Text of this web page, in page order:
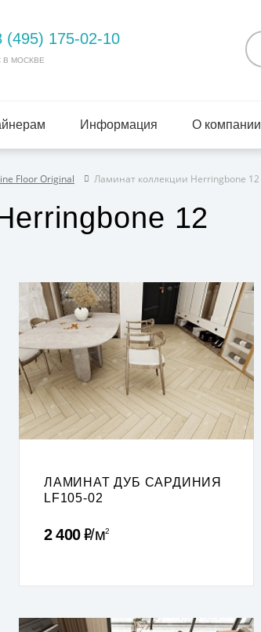
(495) 175-02-10
В МОСКВЕ
Информация О компании
Floor Original Ламинат коллекции Herringbone 12
12
ЛАМИНАТ ДУБ САРДИНИЯ
LF105-02
2 400Р м2